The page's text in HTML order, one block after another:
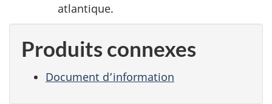
atlantique.
Produits connexes
Document d’information